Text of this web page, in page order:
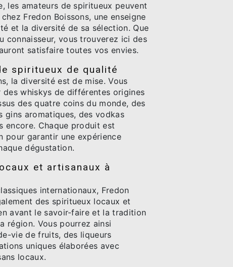
les amateurs de spiritueux peuvent
Fredon Boissons, une enseigne
et la diversité de sa sélection. Que
connaisseur, vous trouverez ici des
satisfaire toutes vos envies.
spiritueux de qualité
la diversité est de mise. Vous
whiskys de différentes origines
des quatre coins du monde, des
gins aromatiques, des vodkas
encore. Chaque produit est
pour garantir une expérience
dégustation.
et artisanaux à
internationaux, Fredon
des spiritueux locaux et
avant le savoir-faire et la tradition
région. Vous pourrez ainsi
vie de fruits, des liqueurs
uniques élaborées avec
locaux.